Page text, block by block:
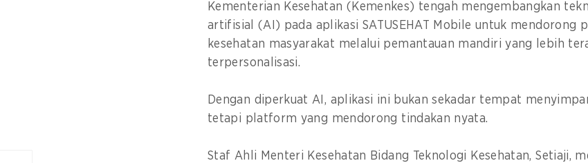
Kementerian Kesehatan (Kemenkes) tengah mengembangkan
artifisial (AI) pada aplikasi SATUSEHAT Mobile untuk mendorong
kesehatan masyarakat melalui pemantauan mandiri yang lebih
terpersonalisasi.
Dengan diperkuat AI, aplikasi ini bukan sekadar tempat
tetapi platform yang mendorong tindakan nyata.
Staf Ahli Menteri Kesehatan Bidang Teknologi Kesehatan, Setiaji,